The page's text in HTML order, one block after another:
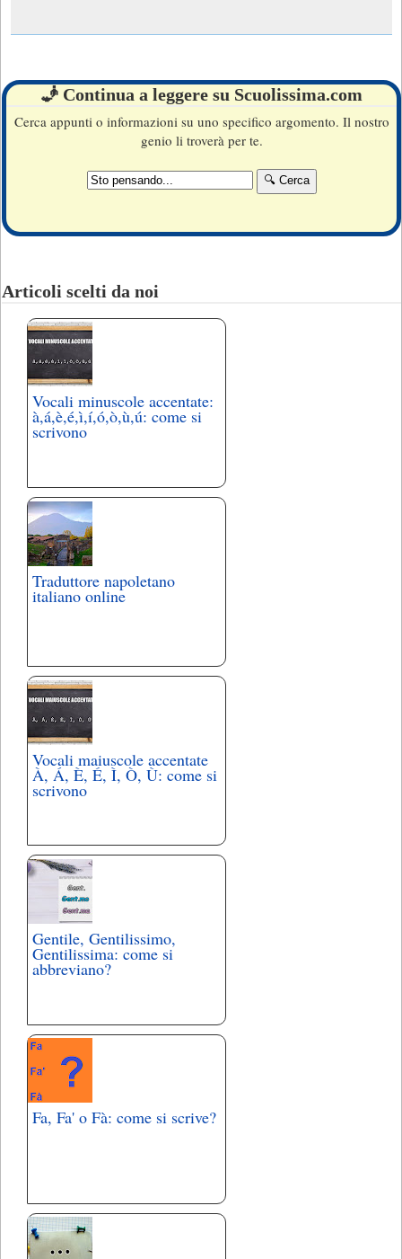
🧞 Continua a leggere su Scuolissima.com
Cerca appunti o informazioni su uno specifico argomento. Il nostro
genio li troverà per te.
Articoli scelti da noi
Vocali minuscole accentate:
à,á,è,é,ì,í,ó,ò,ù,ú: come si
scrivono
Traduttore napoletano
italiano online
Vocali maiuscole accentate
À, Á, È, É, Ì, Ò, Ù: come si
scrivono
Gentile, Gentilissimo,
Gentilissima: come si
abbreviano?
Fa, Fa' o Fà: come si scrive?